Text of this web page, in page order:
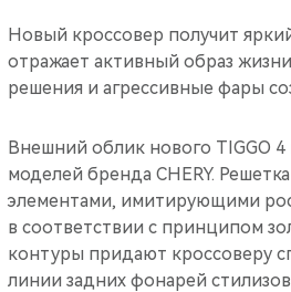
Новый кроссовер получит
отражает активный образ
решения и агрессивные фары
Внешний облик нового TIGGO
моделей бренда CHERY.
элементами, имитирующими
в соответствии с принципом
контуры придают кроссоверу
линии задних фонарей